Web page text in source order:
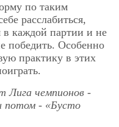
по таким
расслабиться,
каждой партии и не
победить. Особенно
практику в этих
Лига чемпионов -
потом - «Бусто